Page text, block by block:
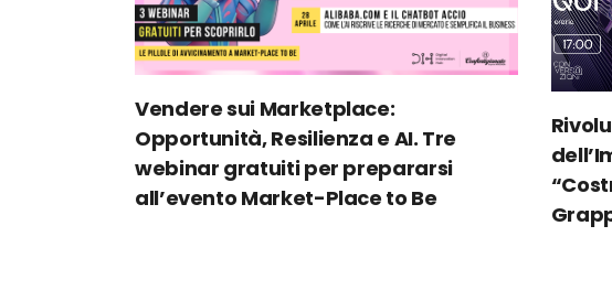
Vendere sui Marketplace:
Opportunità, Resilienza e AI. Tre
webinar gratuiti per prepararsi
all’evento Market-Place to Be